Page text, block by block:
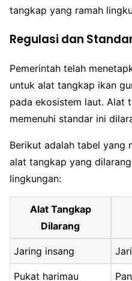
tangkap yang ramah
Regulasi dan
Pemerintah telah
untuk alat tangkap ikan
pada ekosistem laut. Alat
memenuhi standar ini
Berikut adalah tabel yang
alat tangkap yang
lingkungan:
Alat Tangkap
Dilarang
Jaring insang
Pukat harimau